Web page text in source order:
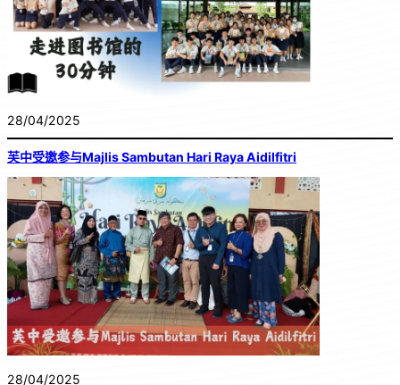
28/04/2025
芙中受邀参与Majlis Sambutan Hari Raya Aidilfitri
28/04/2025